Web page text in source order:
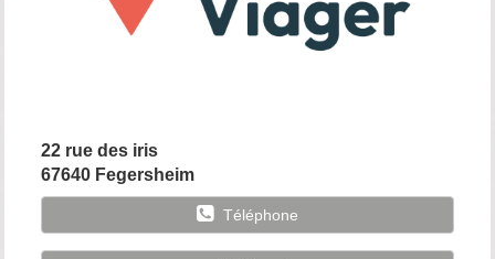
22 rue des iris
67640 Fegersheim
Téléphone